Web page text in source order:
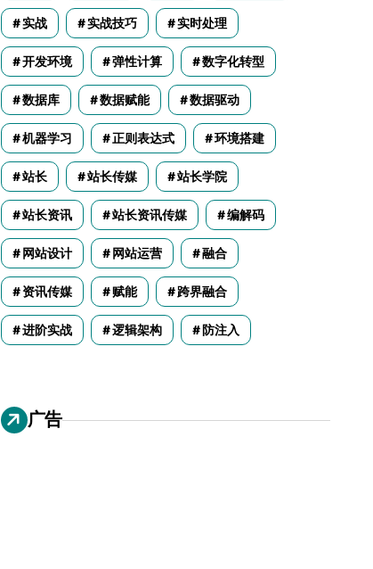
实战 实战技巧 实时处理
开发环境 弹性计算 数字化转型
数据库 数据赋能 数据驱动
机器学习 正则表达式 环境搭建
站长 站长传媒 站长学院
站长资讯 站长资讯传媒 编解码
网站设计 网站运营 融合
资讯传媒 赋能 跨界融合
进阶实战 逻辑架构 防注入
广告